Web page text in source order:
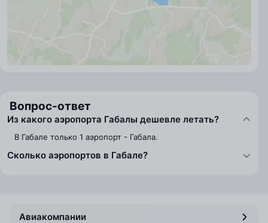
Вопрос-ответ
Из какого аэропорта Габалы дешевле летать?
В Габале только 1 аэропорт - Габала.
Сколько аэропортов в Габале?
Авиакомпании